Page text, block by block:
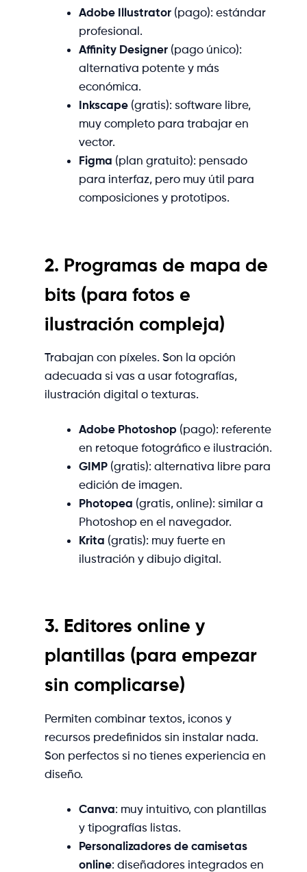
Adobe Illustrator (pago): estándar
profesional.
Affinity Designer (pago único):
alternativa potente y más
económica.
Inkscape (gratis): software libre,
muy completo para trabajar en
vector.
Figma (plan gratuito): pensado
para interfaz, pero muy útil para
composiciones y prototipos.
2. Programas de mapa de
bits (para fotos e
ilustración compleja)
Trabajan con píxeles. Son la opción
adecuada si vas a usar fotografías,
ilustración digital o texturas.
Adobe Photoshop (pago): referente
en retoque fotográfico e ilustración.
GIMP (gratis): alternativa libre para
edición de imagen.
Photopea (gratis, online): similar a
Photoshop en el navegador.
Krita (gratis): muy fuerte en
ilustración y dibujo digital.
3. Editores online y
plantillas (para empezar
sin complicarse)
Permiten combinar textos, iconos y
recursos predefinidos sin instalar nada.
Son perfectos si no tienes experiencia en
diseño.
Canva: muy intuitivo, con plantillas
y tipografías listas.
Personalizadores de camisetas
online: diseñadores integrados en